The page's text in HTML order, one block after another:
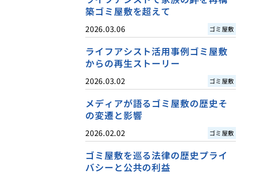
築ゴミ屋敷を超えて
2026.03.06 ゴミ屋敷
ライフアシスト活用事例ゴミ屋敷
からの再生ストーリー
2026.03.02 ゴミ屋敷
メディアが語るゴミ屋敷の歴史そ
の変遷と影響
2026.02.02 ゴミ屋敷
ゴミ屋敷を巡る法律の歴史プライ
バシーと公共の利益